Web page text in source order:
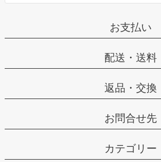
お支払い
配送・送料
返品・交換
お問合せ先
カテゴリー